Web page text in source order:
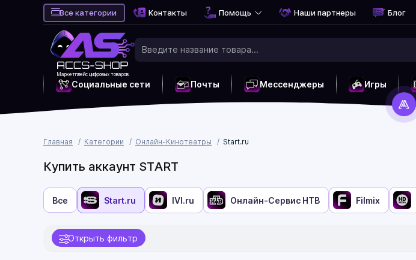
Все категории Контакты Помощь Наши партнеры Блог
Маркетплейс цифровых товаров
Социальные сети Почты Мессенджеры Игры
Главная Категории Онлайн-Кинотеатры Start.ru
Купить аккаунт START
Все Start.ru IVI.ru Онлайн-Cервис НТВ Filmix
Открыть фильтр